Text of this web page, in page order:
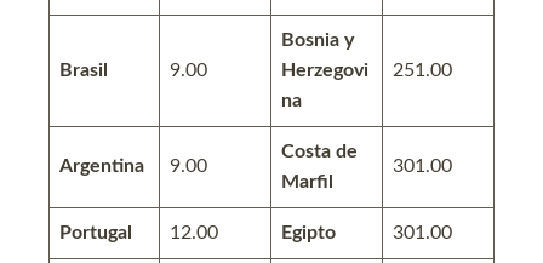
Brasil 9.00
Bosnia y
Herzegovi
na
251.00
Argentina 9.00
Costa de
Marfil
301.00
Portugal 12.00 Egipto 301.00